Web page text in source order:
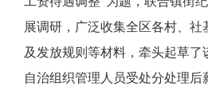
展调研，广泛收集全区各村、
及发放规则等材料，牵头起草了
自治组织管理人员受处分处理后